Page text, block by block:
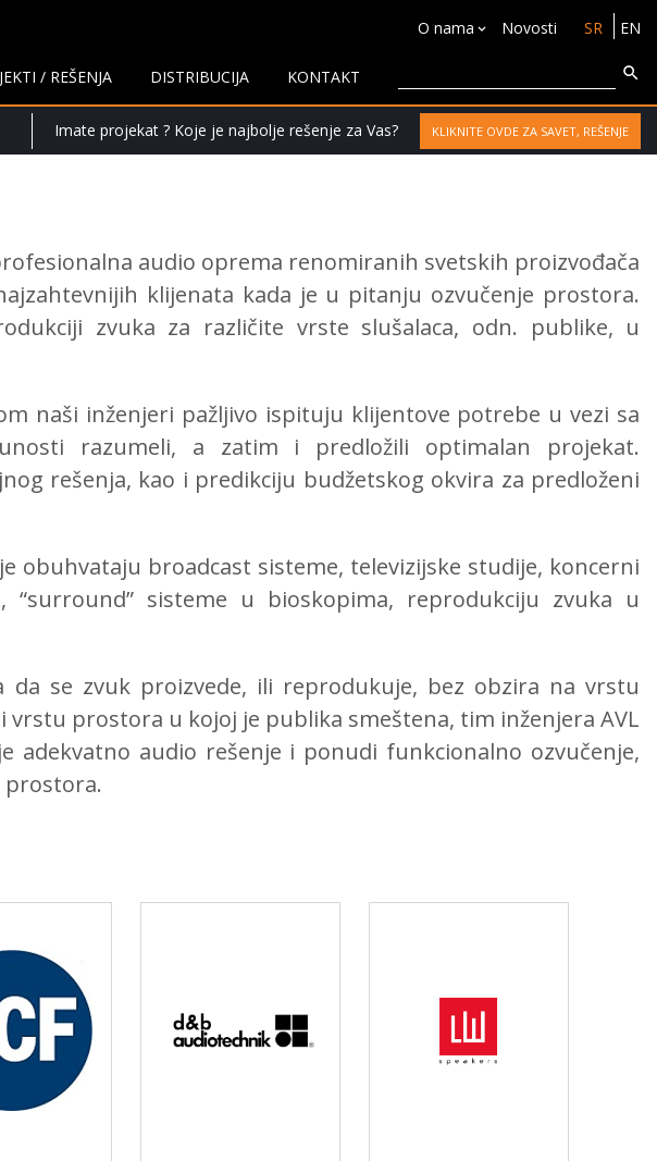
O nama Novosti SR EN
/ REŠENJA DISTRIBUCIJA KONTAKT
Imate projekat ? Koje je najbolje rešenje za Vas? KLIKNITE OVDE ZA SAVET, REŠENJE
audio oprema renomiranih svetskih proizvođača
klijenata kada je u pitanju ozvučenje prostora.
zvuka za različite vrste slušalaca, odn. publike, u
naši inženjeri pažljivo ispituju klijentove potrebe u vezi sa
razumeli, a zatim i predložili optimalan projekat.
rešenja, kao i predikciju budžetskog okvira za predloženi
obuhvataju broadcast sisteme, televizijske studije, koncerni
“surround” sisteme u bioskopima, reprodukciju zvuka u
se zvuk proizvede, ili reprodukuje, bez obzira na vrstu
prostora u kojoj je publika smeštena, tim inženjera AVL
adekvatno audio rešenje i ponudi funkcionalno ozvučenje,